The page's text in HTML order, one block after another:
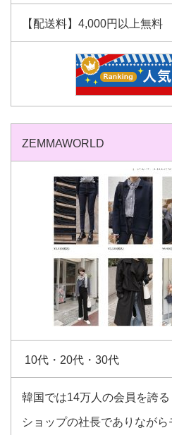
【配送料】4,000円以上無料
ZEMMAWORLD
10代・20代・30代
韓国では14万人の会員を誇る
ショップの社長でありなが